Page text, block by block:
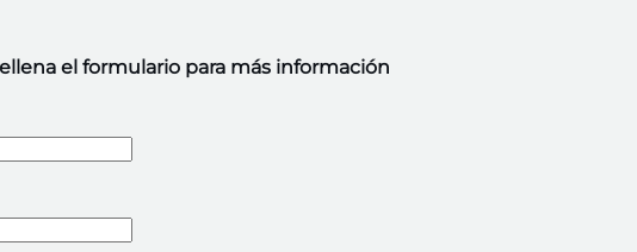
el formulario para más información